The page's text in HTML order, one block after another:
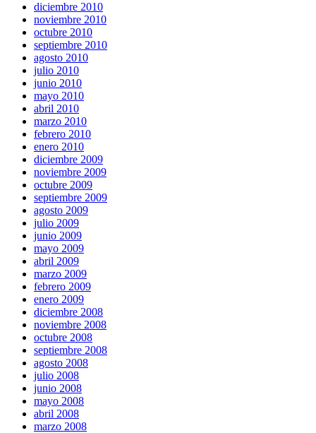
diciembre 2010
noviembre 2010
octubre 2010
septiembre 2010
agosto 2010
julio 2010
junio 2010
mayo 2010
abril 2010
marzo 2010
febrero 2010
enero 2010
diciembre 2009
noviembre 2009
octubre 2009
septiembre 2009
agosto 2009
julio 2009
junio 2009
mayo 2009
abril 2009
marzo 2009
febrero 2009
enero 2009
diciembre 2008
noviembre 2008
octubre 2008
septiembre 2008
agosto 2008
julio 2008
junio 2008
mayo 2008
abril 2008
marzo 2008